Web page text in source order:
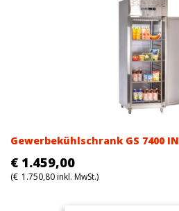
Gewerbekühlschrank GS 7400
€ 1.459,00
(€ 1.750,80inkl. MwSt.)